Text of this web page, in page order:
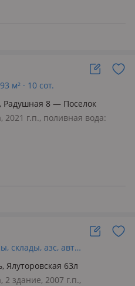
Перспективном.
дед сад, магазин…
м² · 10 сот.
Радушная 8 — Поселок
2021 г.п., поливная вода:
дом в Советском районе
Ай г. Казани по у…
Свободное назначение, офисы, склады, азс, автосервисы и автомойки · 1000 м²
Ялуторовская 63л
2 здание, 2007 г.п.,